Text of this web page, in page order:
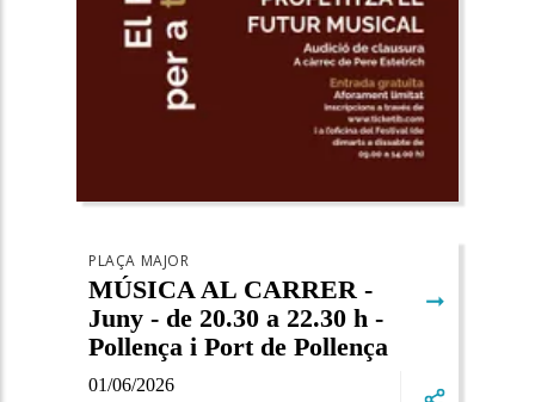
01/06/2026
PLAÇA MAJOR
MÚSICA AL CARRER -
Juny - de 20.30 a 22.30 h -
Pollença i Port de Pollença
➞